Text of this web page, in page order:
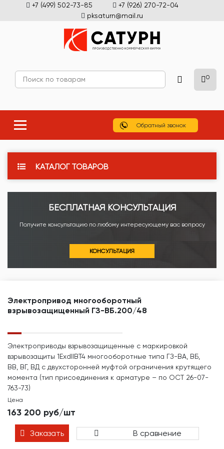
+7 (499) 502-73-85
+7 (926) 270-72-04
pksaturn@mail.ru
0
Обратный звонок
КАТАЛОГ ТОВАРОВ
БЕСПЛАТНАЯ КОНСУЛЬТАЦИЯ
Получите консультацию по любому интересующему вас вопросу
КОНСУЛЬТАЦИЯ
Электропривод многооборотный
взрывозащищенный ГЗ-ВБ.200/48
Электроприводы взрывозащищенные с маркировкой
взрывозащиты 1ЕхdIIBТ4 многооборотные типа ГЗ-ВА, ВБ,
ВВ, ВГ, ВД с двухсторонней муфтой ограничения крутящего
момента (тип присоединения к арматуре – по ОСТ 26-07-
763-73)
Цена
163 200 руб/шт
Заказать В сравнение